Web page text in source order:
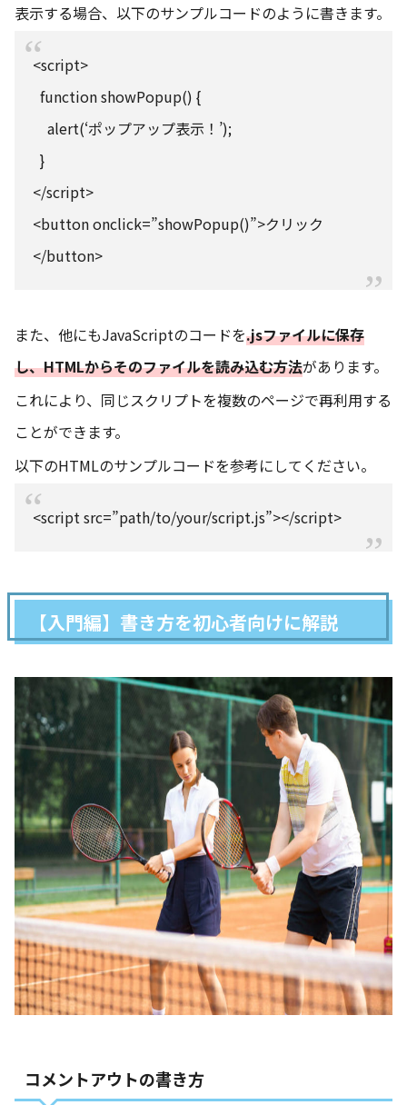
表示する場合、以下のサンプルコードのように書きます。
<script>
function showPopup() {
alert(‘ポップアップ表示！’);
}
</script>
<button onclick=”showPopup()”>クリック
</button>
また、他にもJavaScriptのコードを.jsファイルに保存
し、HTMLからそのファイルを読み込む方法があります。
これにより、同じスクリプトを複数のページで再利用する
ことができます。
以下のHTMLのサンプルコードを参考にしてください。
<script src=”path/to/your/script.js”></script>
【入門編】書き方を初心者向けに解説
コメントアウトの書き方